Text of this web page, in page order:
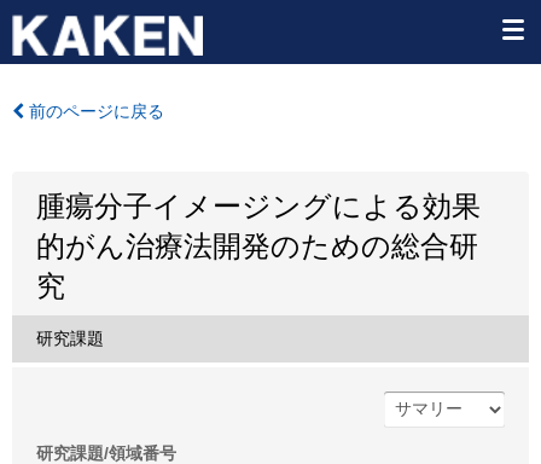
前のページに戻る
腫瘍分子イメージングによる効果
的がん治療法開発のための総合研
究
研究課題
研究課題/領域番号